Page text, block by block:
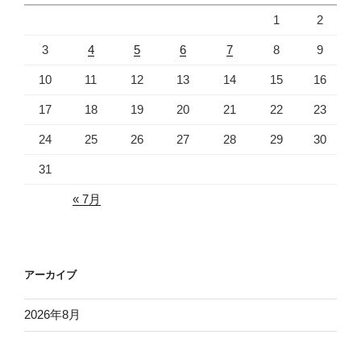
1 2
3 4 5 6 7 8 9
10 11 12 13 14 15 16
17 18 19 20 21 22 23
24 25 26 27 28 29 30
31
« 7月
アーカイブ
2026年8月